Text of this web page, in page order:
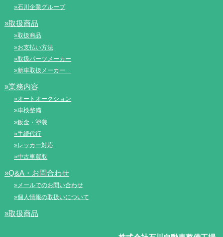
»石川企業グループ
»取扱商品
»取扱商品
»お支払い方法
»取扱パーツメーカー
»新車取扱メーカー
»業務内容
»オートオークション
»車検整備
»鈑金・塗装
»手続代行
»レッカー対応
»中古車買取
»Q&A・お問合わせ
»メールでのお問い合わせ
»個人情報の取扱いについて
»取扱商品